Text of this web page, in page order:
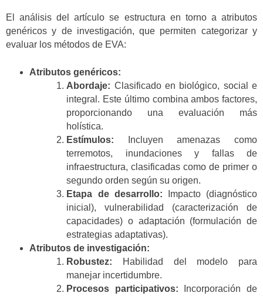
El análisis del artículo se estructura en torno a atributos
genéricos y de investigación, que permiten categorizar y
evaluar los métodos de EVA:
Atributos genéricos:
Abordaje: Clasificado en biológico, social e
integral. Este último combina ambos factores,
proporcionando una evaluación más
holística.
Estímulos: Incluyen amenazas como
terremotos, inundaciones y fallas de
infraestructura, clasificadas como de primer o
segundo orden según su origen.
Etapa de desarrollo: Impacto (diagnóstico
inicial), vulnerabilidad (caracterización de
capacidades) o adaptación (formulación de
estrategias adaptativas).
Atributos de investigación:
Robustez: Habilidad del modelo para
manejar incertidumbre.
Procesos participativos: Incorporación de